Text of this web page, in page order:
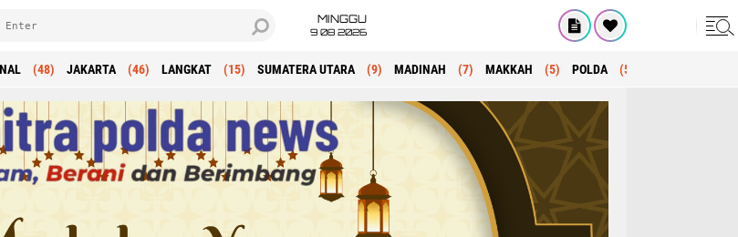
MINGGU
9 08 2026
(48) JAKARTA (46) LANGKAT (15) SUMATERA UTARA (9) MADINAH (7) MAKKAH (5) POLDA (5)